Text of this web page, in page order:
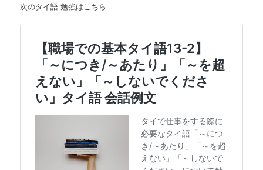
次のタイ語 勉強はこちら